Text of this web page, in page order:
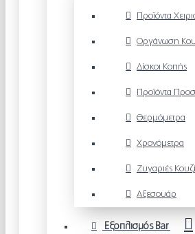
Προϊόντα
Οργάνωση
Δίσκοι Κοπής
Προϊόντα
Θερμόμετρα
Χρονόμετρα
Ζυγαριές
Αξεσουάρ
Εξοπλισμός Bar